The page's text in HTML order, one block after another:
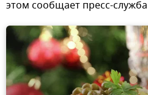
этом сообщает пресс-